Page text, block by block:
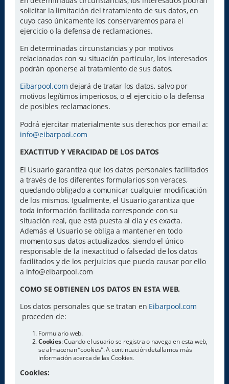
solicitar la limitación del tratamiento de sus datos, en
cuyo caso únicamente los conservaremos para el
ejercicio o la defensa de reclamaciones.
En determinadas circunstancias y por motivos
relacionados con su situación particular, los interesados
podrán oponerse al tratamiento de sus datos.
Eibarpool.com dejará de tratar los datos, salvo por
motivos legítimos imperiosos, o el ejercicio o la defensa
de posibles reclamaciones.
Podrá ejercitar materialmente sus derechos por email a:
info@eibarpool.com
EXACTITUD Y VERACIDAD DE LOS DATOS
El Usuario garantiza que los datos personales facilitados
a través de los diferentes formularios son veraces,
quedando obligado a comunicar cualquier modificación
de los mismos. Igualmente, el Usuario garantiza que
toda información facilitada corresponde con su
situación real, que está puesta al día y es exacta.
Además el Usuario se obliga a mantener en todo
momento sus datos actualizados, siendo el único
responsable de la inexactitud o falsedad de los datos
facilitados y de los perjuicios que pueda causar por ello
a info@eibarpool.com
COMO SE OBTIENEN LOS DATOS EN ESTA WEB.
Los datos personales que se tratan en Eibarpool.com
proceden de:
Formulario web.
Cookies: Cuando el usuario se registra o navega en esta web,
se almacenan “cookies”. A continuación detallamos más
información acerca de las Cookies.
Cookies: